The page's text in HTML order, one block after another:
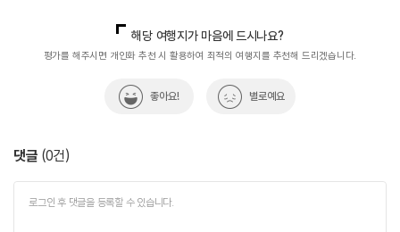
열린관광콘텐츠팀(열린관광-모두의여행)
033-738-3425
해당 여행지가 마음에 드시나요?
평가를 해주시면 개인화 추천 시 활용하여 최적의 여행지를 추천해 드리겠습니다.
좋아요! 별로예요
댓글 (0건)